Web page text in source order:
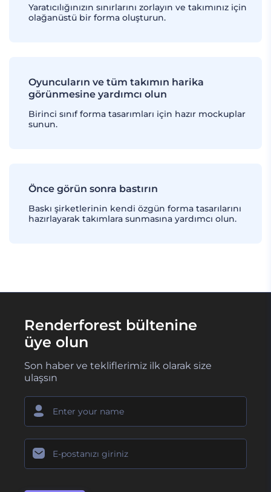
Yaratıcılığınızın sınırlarını zorlayın ve takımınız için
olağanüstü bir forma oluşturun.
Oyuncuların ve tüm takımın harika
görünmesine yardımcı olun
Birinci sınıf forma tasarımları için hazır mockuplar
sunun.
Önce görün sonra bastırın
Baskı şirketlerinin kendi özgün forma tasarılarını
hazırlayarak takımlara sunmasına yardımcı olun.
Renderforest bültenine
üye olun
Son haber ve tekliflerimiz ilk olarak size
ulaşsın